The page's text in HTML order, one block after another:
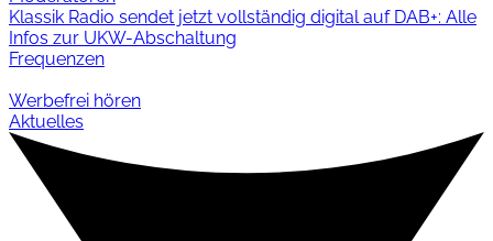
Klassik Radio sendet jetzt vollständig digital auf DAB+: Alle
Infos zur UKW-Abschaltung
Frequenzen
Werbefrei hören
Aktuelles